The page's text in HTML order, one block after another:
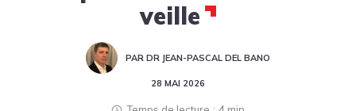
veille
PAR DR JEAN-PASCAL DEL BANO
28 MAI 2026